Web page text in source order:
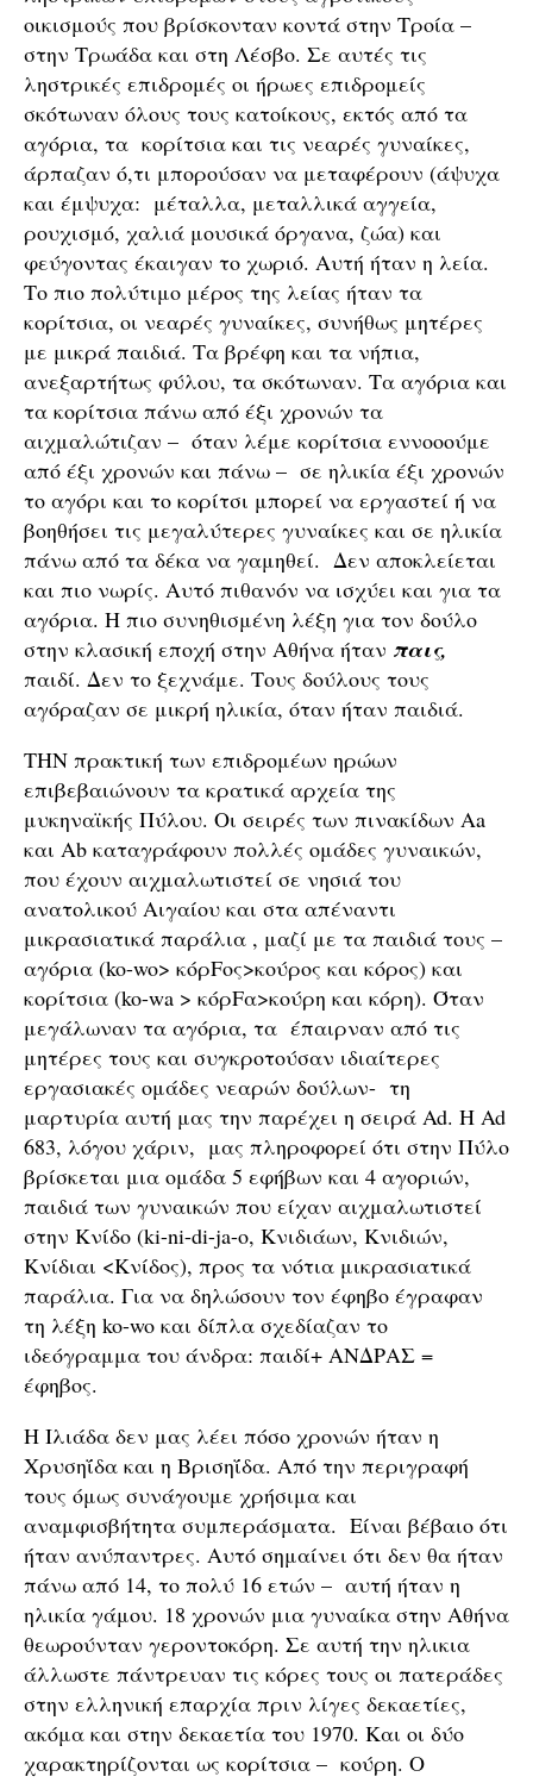
οικισμούς που βρίσκονταν κοντά στην Τροία –
στην Τρωάδα και στη Λέσβο. Σε αυτές τις
ληστρικές επιδρομές οι ήρωες επιδρομείς
σκότωναν όλους τους κατοίκους, εκτός από τα
αγόρια, τα κορίτσια και τις νεαρές γυναίκες,
άρπαζαν ό,τι μπορούσαν να μεταφέρουν (άψυχα
και έμψυχα: μέταλλα, μεταλλικά αγγεία,
ρουχισμό, χαλιά μουσικά όργανα, ζώα) και
φεύγοντας έκαιγαν το χωριό. Αυτή ήταν η λεία.
Το πιο πολύτιμο μέρος της λείας ήταν τα
κορίτσια, οι νεαρές γυναίκες, συνήθως μητέρες
με μικρά παιδιά. Τα βρέφη και τα νήπια,
ανεξαρτήτως φύλου, τα σκότωναν. Τα αγόρια και
τα κορίτσια πάνω από έξι χρονών τα
αιχμαλώτιζαν – όταν λέμε κορίτσια εννοοούμε
από έξι χρονών και πάνω – σε ηλικία έξι χρονών
το αγόρι και το κορίτσι μπορεί να εργαστεί ή να
βοηθήσει τις μεγαλύτερες γυναίκες και σε ηλικία
πάνω από τα δέκα να γαμηθεί. Δεν αποκλείεται
και πιο νωρίς. Αυτό πιθανόν να ισχύει και για τα
αγόρια. Η πιο συνηθισμένη λέξη για τον δούλο
στην κλασική εποχή στην Αθήνα ήταν παις,
παιδί. Δεν το ξεχνάμε. Τους δούλους τους
αγόραζαν σε μικρή ηλικία, όταν ήταν παιδιά.
ΤΗΝ πρακτική των επιδρομέων ηρώων
επιβεβαιώνουν τα κρατικά αρχεία της
μυκηναϊκής Πύλου. Οι σειρές των πινακίδων Aa
και Ab καταγράφουν πολλές ομάδες γυναικών,
που έχουν αιχμαλωτιστεί σε νησιά του
ανατολικού Αιγαίου και στα απέναντι
μικρασιατικά παράλια , μαζί με τα παιδιά τους –
αγόρια (ko-wo> κόρFος>κούρος και κόρος) και
κορίτσια (ko-wa > κόρFα>κούρη και κόρη). Όταν
μεγάλωναν τα αγόρια, τα έπαιρναν από τις
μητέρες τους και συγκροτούσαν ιδιαίτερες
εργασιακές ομάδες νεαρών δούλων- τη
μαρτυρία αυτή μας την παρέχει η σειρά Ad. H Ad
683, λόγου χάριν, μας πληροφορεί ότι στην Πύλο
βρίσκεται μια ομάδα 5 εφήβων και 4 αγοριών,
παιδιά των γυναικών που είχαν αιχμαλωτιστεί
στην Κνίδο (ki-ni-di-ja-o, Κνιδιάων, Κνιδιών,
Κνίδιαι <Κνίδος), προς τα νότια μικρασιατικά
παράλια. Για να δηλώσουν τον έφηβο έγραφαν
τη λέξη ko-wo και δίπλα σχεδίαζαν το
ιδεόγραμμα του άνδρα: παιδί+ ΑΝΔΡΑΣ =
έφηβος.
Η Ιλιάδα δεν μας λέει πόσο χρονών ήταν η
Χρυσηΐδα και η Βρισηΐδα. Από την περιγραφή
τους όμως συνάγουμε χρήσιμα και
αναμφισβήτητα συμπεράσματα. Είναι βέβαιο ότι
ήταν ανύπαντρες. Αυτό σημαίνει ότι δεν θα ήταν
πάνω από 14, το πολύ 16 ετών – αυτή ήταν η
ηλικία γάμου. 18 χρονών μια γυναίκα στην Αθήνα
θεωρούνταν γεροντοκόρη. Σε αυτή την ηλικια
άλλωστε πάντρευαν τις κόρες τους οι πατεράδες
στην ελληνική επαρχία πριν λίγες δεκαετίες,
ακόμα και στην δεκαετία του 1970. Και οι δύο
χαρακτηρίζονται ως κορίτσια – κούρη. Ο